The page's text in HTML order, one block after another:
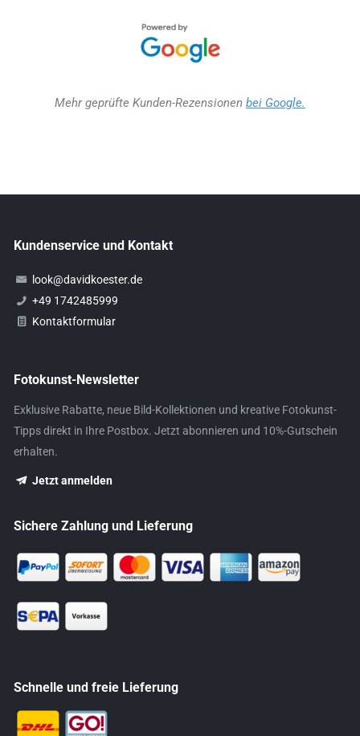
Mehr geprüfte Kunden-Rezensionen bei Google.
Kundenservice und Kontakt
look@davidkoester.de
+49 1742485999
Kontaktformular
Fotokunst-Newsletter
Exklusive Rabatte, neue Bild-Kollektionen und kreative Fotokunst-
Tipps direkt in Ihre Postbox. Jetzt abonnieren und 10%-Gutschein
erhalten.
Jetzt anmelden
Sichere Zahlung und Lieferung
Schnelle und freie Lieferung